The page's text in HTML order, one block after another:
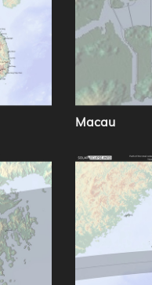
Macau